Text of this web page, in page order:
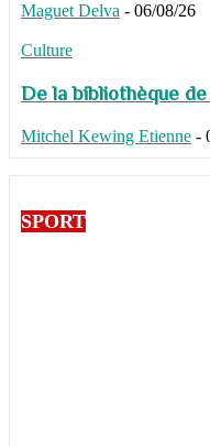
Maguet Delva - 06/08/26
Culture
De la bibliothèque
Mitchel Kewing Etienne -
SPORT